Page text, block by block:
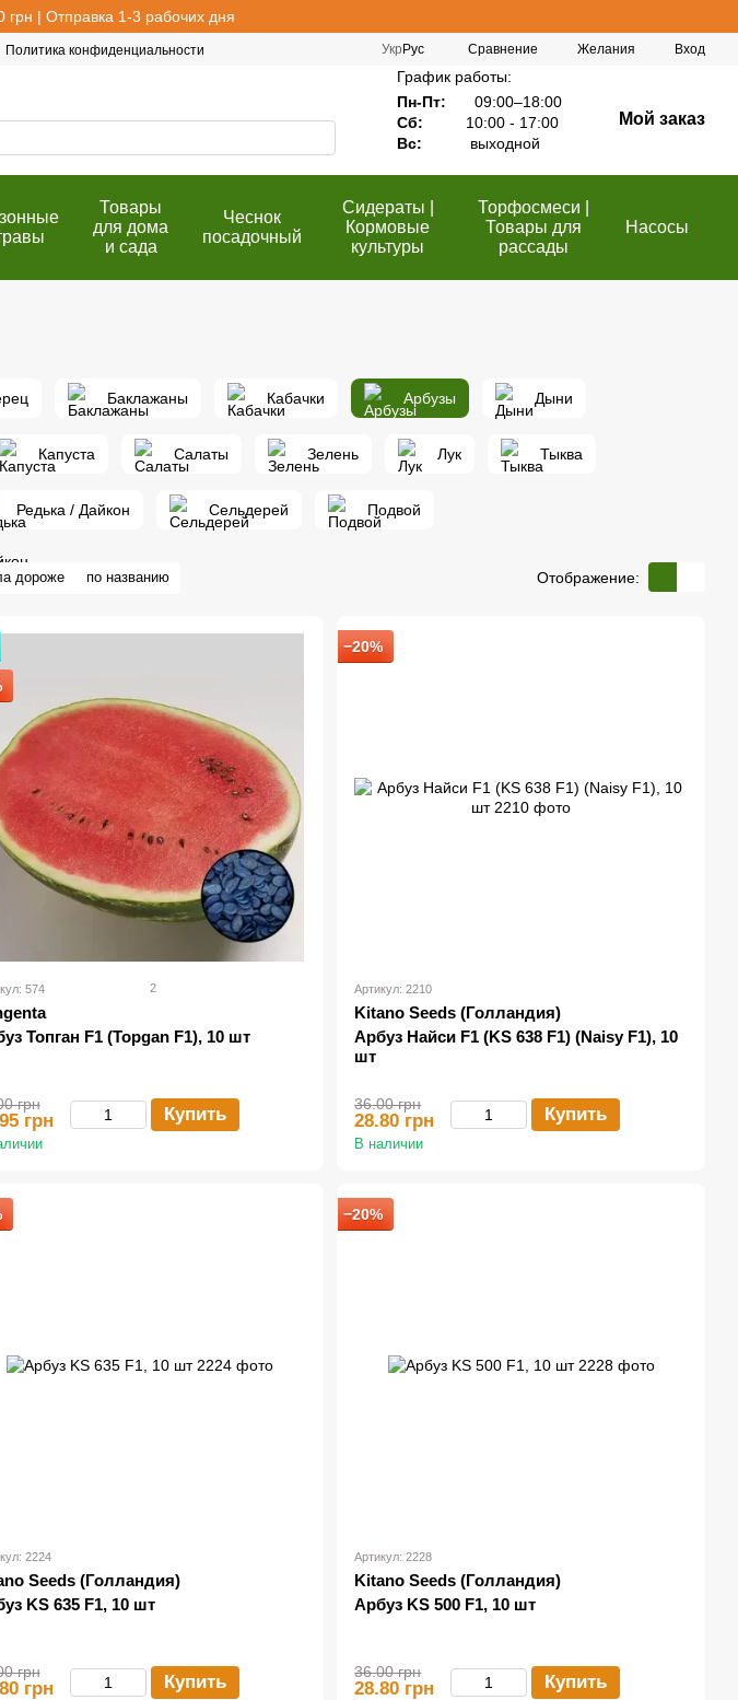
| Отправка 1-3 рабочих дня
Политика конфиденциальности
Укр Рус Сравнение Желания Вход
График работы:
Пн-Пт:
09:00–18:00
Сб:
10:00 - 17:00
Вс:
выходной
Мой заказ
Товары
для дома
и сада
Чеснок
посадочный
Сидераты |
Кормовые
культуры
Торфосмеси |
Товары для
рассады
Насосы
Баклажаны Кабачки Арбузы Дыни
Капуста Салаты Зелень Лук Тыква
Редька / Дайкон Сельдерей Подвой
дороже по названию Отображение:
574 2
Топган F1 (Topgan F1), 10 шт
грн
грн Купить
−20%
Артикул: 2210
Kitano Seeds (Голландия)
Арбуз Найси F1 (KS 638 F1) (Naisy F1), 10
шт
36.00 грн
28.80 грн Купить
В наличии
2224
Seeds (Голландия)
KS 635 F1, 10 шт
грн
грн Купить
−20%
Артикул: 2228
Kitano Seeds (Голландия)
Арбуз KS 500 F1, 10 шт
36.00 грн
28.80 грн Купить